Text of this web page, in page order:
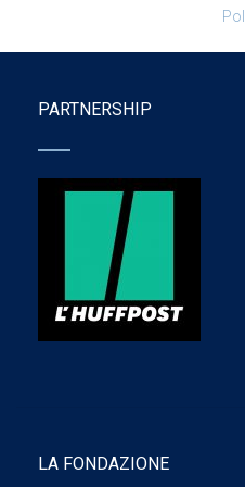
PARTNERSHIP
LA FONDAZIONE